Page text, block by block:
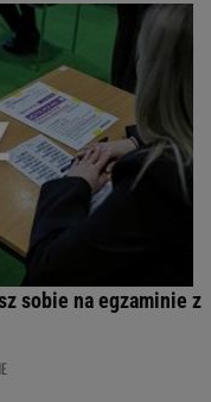
sobie na egzaminie z